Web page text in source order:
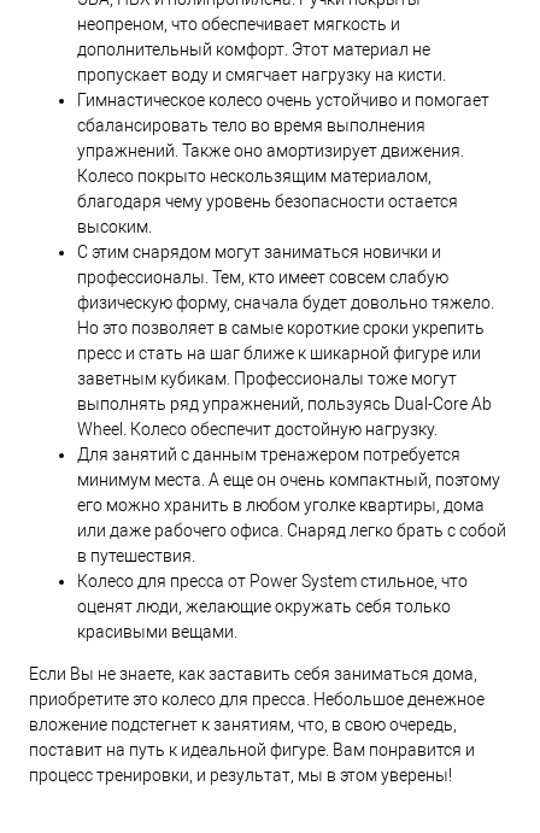
неопреном, что обеспечивает мягкость и
дополнительный комфорт. Этот материал не
пропускает воду и смягчает нагрузку на кисти.
Гимнастическое колесо очень устойчиво и помогает
сбалансировать тело во время выполнения
упражнений. Также оно амортизирует движения.
Колесо покрыто нескользящим материалом,
благодаря чему уровень безопасности остается
высоким.
С этим снарядом могут заниматься новички и
профессионалы. Тем, кто имеет совсем слабую
физическую форму, сначала будет довольно тяжело.
Но это позволяет в самые короткие сроки укрепить
пресс и стать на шаг ближе к шикарной фигуре или
заветным кубикам. Профессионалы тоже могут
выполнять ряд упражнений, пользуясь Dual-Core Ab
Wheel. Колесо обеспечит достойную нагрузку.
Для занятий с данным тренажером потребуется
минимум места. А еще он очень компактный, поэтому
его можно хранить в любом уголке квартиры, дома
или даже рабочего офиса. Снаряд легко брать с собой
в путешествия.
Колесо для пресса от Power System стильное, что
оценят люди, желающие окружать себя только
красивыми вещами.
Если Вы не знаете, как заставить себя заниматься дома,
приобретите это колесо для пресса. Небольшое денежное
вложение подстегнет к занятиям, что, в свою очередь,
поставит на путь к идеальной фигуре. Вам понравится и
процесс тренировки, и результат, мы в этом уверены!